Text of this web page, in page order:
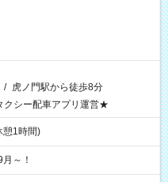
/ 虎ノ門駅から徒歩8分
クシー配車アプリ運営★
1時間)
～！